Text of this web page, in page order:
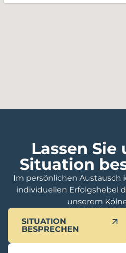
Lassen Sie
Situation
Im persönlichen Austausch
individuellen Erfolgshebel
unserem
SITUATION
BESPRECHEN